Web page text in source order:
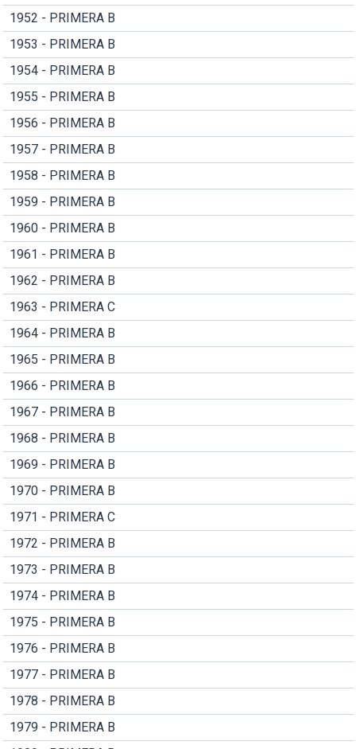
1952 - PRIMERA B
1953 - PRIMERA B
1954 - PRIMERA B
1955 - PRIMERA B
1956 - PRIMERA B
1957 - PRIMERA B
1958 - PRIMERA B
1959 - PRIMERA B
1960 - PRIMERA B
1961 - PRIMERA B
1962 - PRIMERA B
1963 - PRIMERA C
1964 - PRIMERA B
1965 - PRIMERA B
1966 - PRIMERA B
1967 - PRIMERA B
1968 - PRIMERA B
1969 - PRIMERA B
1970 - PRIMERA B
1971 - PRIMERA C
1972 - PRIMERA B
1973 - PRIMERA B
1974 - PRIMERA B
1975 - PRIMERA B
1976 - PRIMERA B
1977 - PRIMERA B
1978 - PRIMERA B
1979 - PRIMERA B